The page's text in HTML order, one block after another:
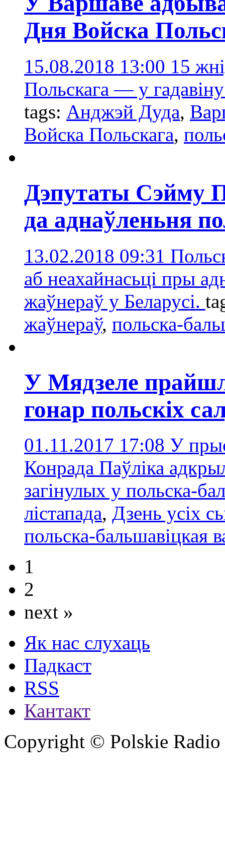
Дня Войска
15.08.2018 13:00 15
Польскага — у
tags: Анджэй Дуда,
Войска Польскага,
Дэпутаты Сэйму
да аднаўленьня
13.02.2018 09:31
аб неахайнасьці пры
жаўнераў у Беларусі.
жаўнераў, польска-
У Мядзеле
гонар польскіх
01.11.2017 17:08 У
Конрада Паўліка
загінулых у польска-
лістапада, Дзень усіх
польска-бальшавіцкая
1
2
next »
Як нас слухаць
Падкаст
RSS
Кантакт
Copyright © Polskie